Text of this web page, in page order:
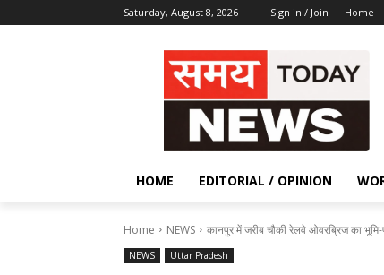
Saturday, August 8, 2026 Sign in / Join Home
HOME EDITORIAL / OPINION
Home NEWS कानपुर में जरीब चौकी रेलवे ओवरब्रिज का
NEWS Uttar Pradesh